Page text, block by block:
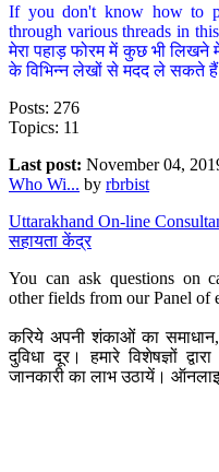
If you don't know how to
through various threads in
मेरा पहाड़ फोरम में कुछ भी लिखने
के विभिन्न लेखों से मदद ले सकते
Posts: 276
Topics: 11
Last post: November 04,
Who Wi... by rbrbist
Uttarakhand On-line
सहायता केंद्र
You can ask questions on
other fields from our Panel of
करिये अपनी शंकाओं का
दुविधा दूर। हमारे विशेषज्ञों
जानकारी का लाभ उठायें।